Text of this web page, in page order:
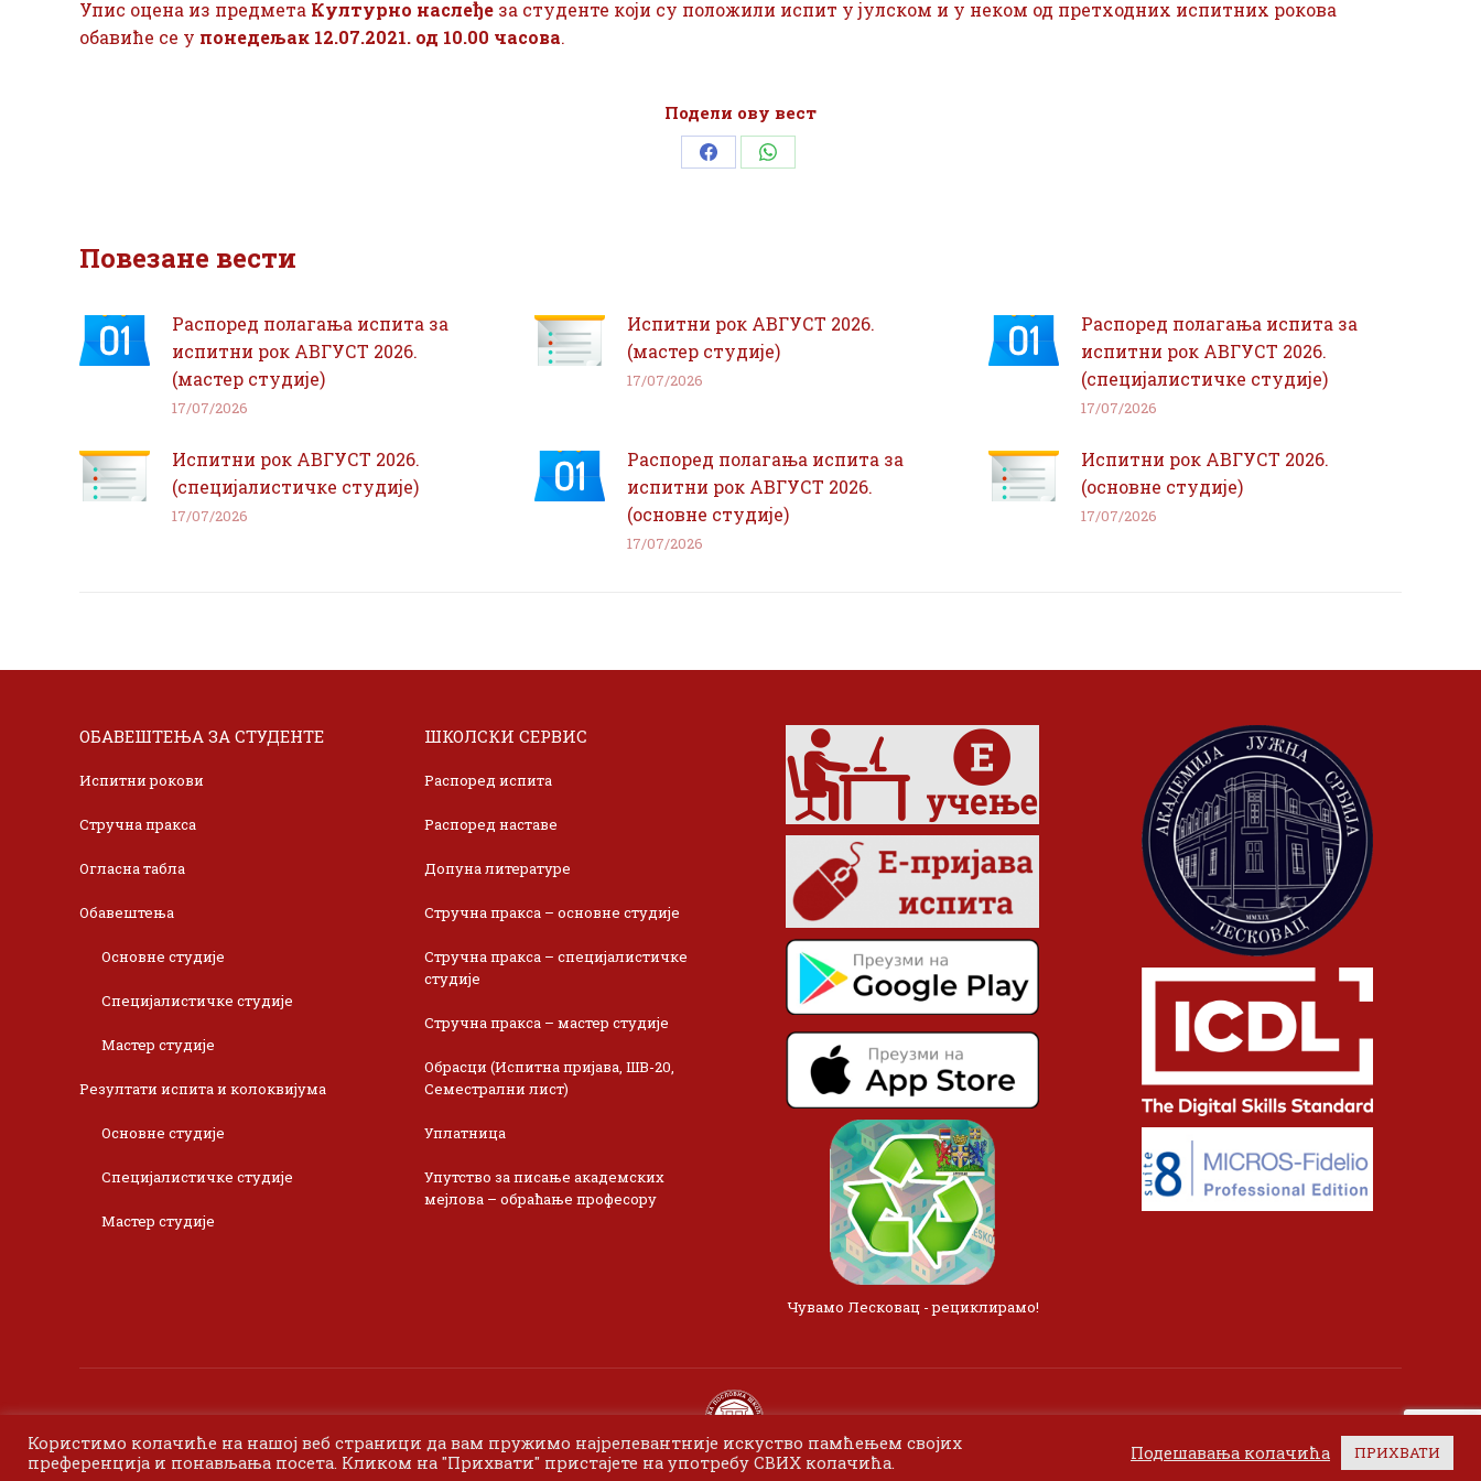
Упис оцена из предмета Културно наслеђе за студенте који су положили испит у јулском и у неком од претходних испитних рокова
обавиће се у понедељак 12.07.2021. од 10.00 часова.
Подели ову вест
Share Share
Повезане вести
Распоред полагања испита за
испитни рок АВГУСТ 2026.
(мастер студије)
17/07/2026
Испитни рок АВГУСТ 2026.
(мастер студије)
17/07/2026
Распоред полагања испита за
испитни рок АВГУСТ 2026.
(специјалистичке студије)
17/07/2026
Испитни рок АВГУСТ 2026.
(специјалистичке студије)
17/07/2026
Распоред полагања испита за
испитни рок АВГУСТ 2026.
(основне студије)
17/07/2026
Испитни рок АВГУСТ 2026.
(основне студије)
17/07/2026
ОБАВЕШТЕЊА ЗА СТУДЕНТЕ
Испитни рокови
Стручна пракса
Огласна табла
Обавештења
Основне студије
Специјалистичке студије
Мастер студије
Резултати испита и колоквијума
Основне студије
Специјалистичке студије
Мастер студије
ШКОЛСКИ СЕРВИС
Распоред испита
Распоред наставе
Допуна литературе
Стручна пракса – основне студије
Стручна пракса – специјалистичке
студије
Стручна пракса – мастер студије
Обрасци (Испитна пријава, ШВ-20,
Семестрални лист)
Уплатница
Упутство за писање академских
мејлова – обраћање професору
Чувамо Лесковац - рециклирамо!
© 2024 Одсек Висока пословна школа Лесковац. Сва права задржана.
Користимо колачиће на нашој веб страници да вам пружимо најрелевантније искуство памћењем својих
преференција и понављања посета. Кликом на "Прихвати" пристајете на употребу СВИХ колачића.
Подешавања колачића ПРИХВАТИ